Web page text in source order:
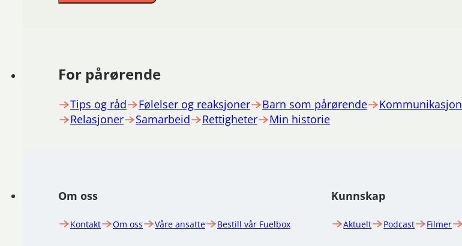
For pårørende
Tips og råd Følelser og reaksjoner Barn som pårørende
Kommunikasjon
Relasjoner
Samarbeid Rettigheter Min historie
Om oss
Kontakt Om oss Våre ansatte Bestill vår Fuelbox
Kunnskap
Aktuelt Podcast Filmer